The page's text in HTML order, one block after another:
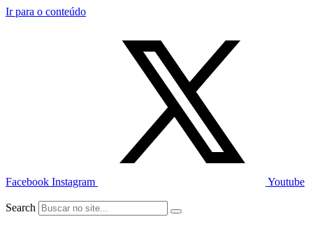
Ir para o conteúdo
Facebook Instagram Youtube
Search